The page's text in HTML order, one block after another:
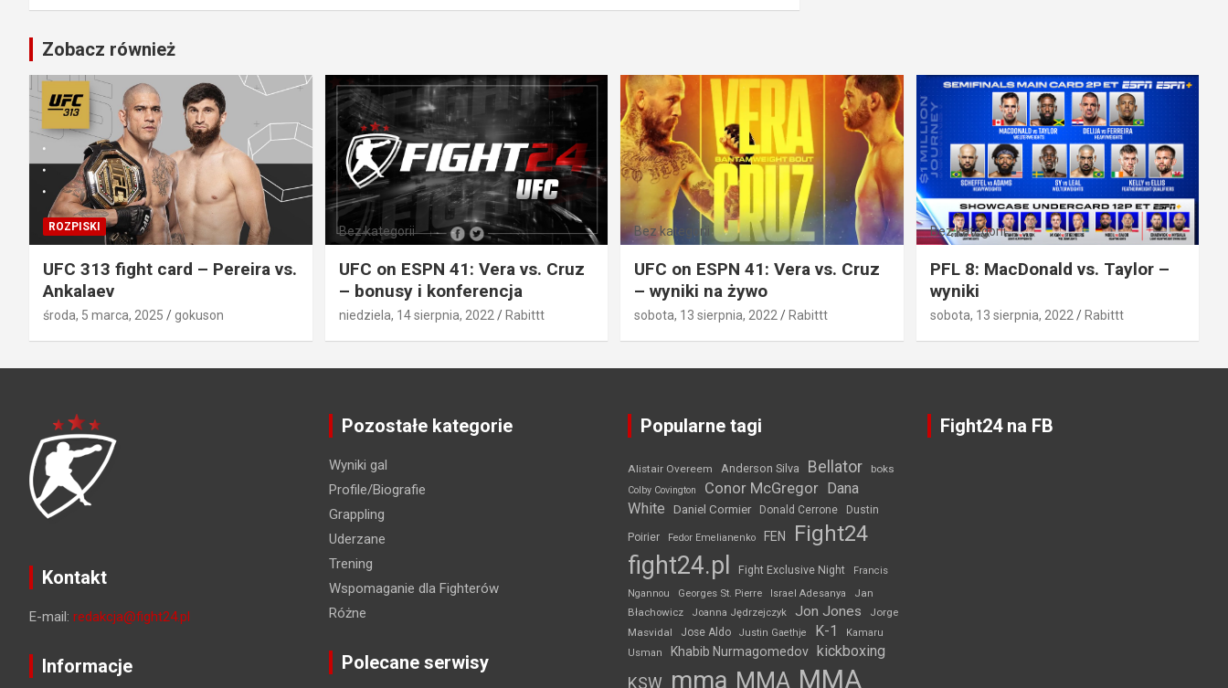
Zobacz również
ROZPISKI
UFC 313 fight card – Pereira vs.
Ankalaev
środa, 5 marca, 2025 gokuson
Bez kategorii
UFC on ESPN 41: Vera vs. Cruz
– bonusy i konferencja
niedziela, 14 sierpnia, 2022 Rabittt
Bez kategorii
UFC on ESPN 41: Vera vs. Cruz
– wyniki na żywo
sobota, 13 sierpnia, 2022 Rabittt
Bez kategorii
PFL 8: MacDonald vs. Taylor –
wyniki
sobota, 13 sierpnia, 2022 Rabittt
Kontakt
E-mail: redakcja@fight24.pl
Informacje
Pozostałe kategorie
Wyniki gal
Profile/Biografie
Grappling
Uderzane
Trening
Wspomaganie dla Fighterów
Różne
Polecane serwisy
Popularne tagi
Alistair Overeem Anderson Silva Bellator boks
Colby Covington Conor McGregor Dana
White
Daniel Cormier Donald Cerrone Dustin
Poirier Fedor Emelianenko FEN Fight24
fight24.pl Fight Exclusive Night
Francis
Ngannou
Georges St. Pierre Israel Adesanya
Jan
Błachowicz
Joanna Jędrzejczyk Jon Jones
Jorge
Masvidal
Jose Aldo Justin Gaethje K-1
Kamaru
Usman
Khabib Nurmagomedov kickboxing
KSW mma MMA MMA
Fight24 na FB